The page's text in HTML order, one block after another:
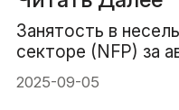
Занятость в
секторе (NFP) за
предыдущий
2025-09-05